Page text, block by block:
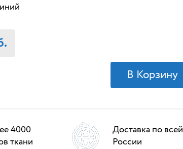
4000
ткани
Доставка по всей
России